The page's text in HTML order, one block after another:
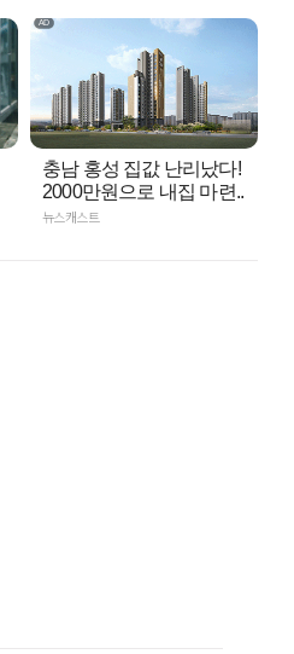
충남 홍성 집값 난리났다!
2000만원으로 내집 마련..
뉴스캐스트